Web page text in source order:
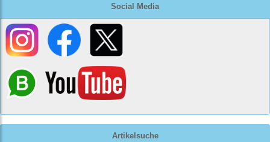
Social Media
Artikelsuche